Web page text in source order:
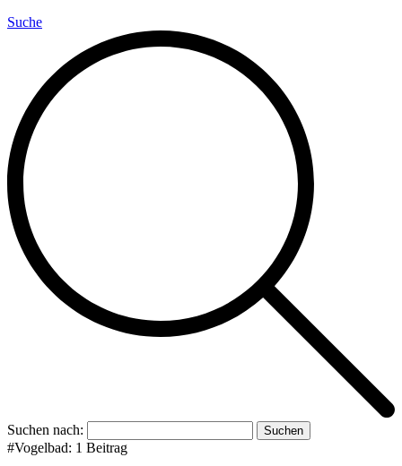
Suche
Suchen nach:
#Vogelbad: 1 Beitrag